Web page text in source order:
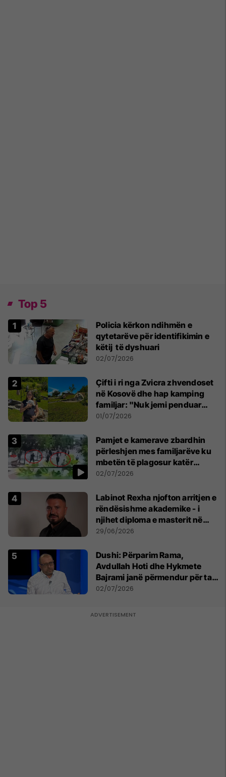
Top 5
Policia kërkon ndihmën e
qytetarëve për identifikimin e
këtij të dyshuari
02/07/2026
Çifti i ri nga Zvicra zhvendoset
në Kosovë dhe hap kamping
familjar: "Nuk jemi penduar
asnjë ditë"
01/07/2026
Pamjet e kamerave zbardhin
përleshjen mes familjarëve ku
mbetën të plagosur katër
persona
02/07/2026
Labinot Rexha njofton arritjen e
rëndësishme akademike - i
njihet diploma e masterit në
Psikologji në Zvicër
29/06/2026
Dushi: Përparim Rama,
Avdullah Hoti dhe Hykmete
Bajrami janë përmendur për ta
udhëhequr LDK-në
02/07/2026